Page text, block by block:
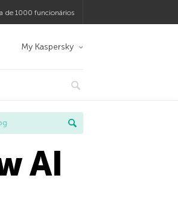
de 1000 funcionários
My Kaspersky
AI